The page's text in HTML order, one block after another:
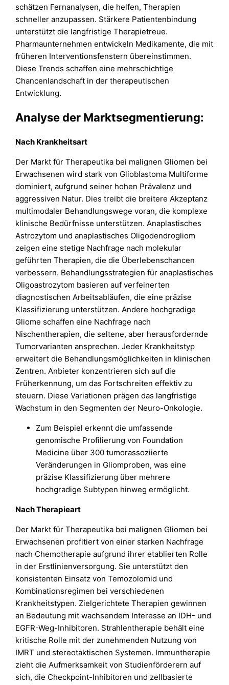
schätzen Fernanalysen, die helfen, Therapien
schneller anzupassen. Stärkere Patientenbindung
unterstützt die langfristige Therapietreue.
Pharmaunternehmen entwickeln Medikamente, die mit
früheren Interventionsfenstern übereinstimmen.
Diese Trends schaffen eine mehrschichtige
Chancenlandschaft in der therapeutischen
Entwicklung.
Analyse der Marktsegmentierung:
Nach Krankheitsart
Der Markt für Therapeutika bei malignen Gliomen bei
Erwachsenen wird stark von Glioblastoma Multiforme
dominiert, aufgrund seiner hohen Prävalenz und
aggressiven Natur. Dies treibt die breitere Akzeptanz
multimodaler Behandlungswege voran, die komplexe
klinische Bedürfnisse unterstützen. Anaplastisches
Astrozytom und anaplastisches Oligodendrogliom
zeigen eine stetige Nachfrage nach molekular
geführten Therapien, die die Überlebenschancen
verbessern. Behandlungsstrategien für anaplastisches
Oligoastrozytom basieren auf verfeinerten
diagnostischen Arbeitsabläufen, die eine präzise
Klassifizierung unterstützen. Andere hochgradige
Gliome schaffen eine Nachfrage nach
Nischentherapien, die seltene, aber herausfordernde
Tumorvarianten ansprechen. Jeder Krankheitstyp
erweitert die Behandlungsmöglichkeiten in klinischen
Zentren. Anbieter konzentrieren sich auf die
Früherkennung, um das Fortschreiten effektiv zu
steuern. Diese Variationen prägen das langfristige
Wachstum in den Segmenten der Neuro-Onkologie.
Zum Beispiel erkennt die umfassende
genomische Profilierung von Foundation
Medicine über 300 tumorassoziierte
Veränderungen in Gliomproben, was eine
präzise Klassifizierung über mehrere
hochgradige Subtypen hinweg ermöglicht.
Nach Therapieart
Der Markt für Therapeutika bei malignen Gliomen bei
Erwachsenen profitiert von einer starken Nachfrage
nach Chemotherapie aufgrund ihrer etablierten Rolle
in der Erstlinienversorgung. Sie unterstützt den
konsistenten Einsatz von Temozolomid und
Kombinationsregimen bei verschiedenen
Krankheitstypen. Zielgerichtete Therapien gewinnen
an Bedeutung mit wachsendem Interesse an IDH- und
EGFR-Weg-Inhibitoren. Strahlentherapie behält eine
kritische Rolle mit der zunehmenden Nutzung von
IMRT und stereotaktischen Systemen. Immuntherapie
zieht die Aufmerksamkeit von Studienförderern auf
sich, die Checkpoint-Inhibitoren und zellbasierte